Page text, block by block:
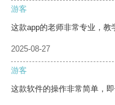
游客
这款app的老师非常专业，教
2025-08-27
游客
这款软件的操作非常简单，